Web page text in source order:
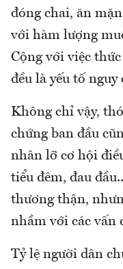
đóng chai, ăn
với hàm lượng
Cộng với việc
đều là yếu tố nguy
Không chỉ vậy,
chứng ban đầu
nhân lỡ cơ hội
tiểu đêm, đau
thương thận,
nhầm với các vấn
Tỷ lệ người dân